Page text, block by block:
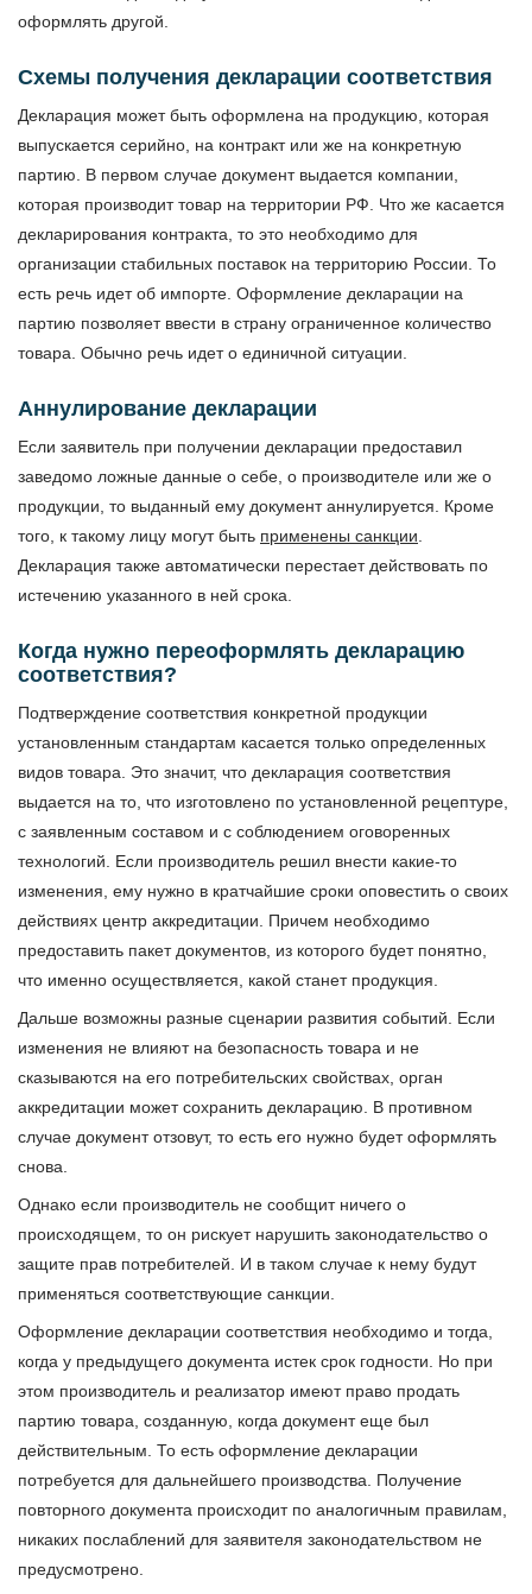
оформлять другой.
Схемы получения декларации соответствия
Декларация может быть оформлена на продукцию, которая
выпускается серийно, на контракт или же на конкретную
партию. В первом случае документ выдается компании,
которая производит товар на территории РФ. Что же касается
декларирования контракта, то это необходимо для
организации стабильных поставок на территорию России. То
есть речь идет об импорте. Оформление декларации на
партию позволяет ввести в страну ограниченное количество
товара. Обычно речь идет о единичной ситуации.
Аннулирование декларации
Если заявитель при получении декларации предоставил
заведомо ложные данные о себе, о производителе или же о
продукции, то выданный ему документ аннулируется. Кроме
того, к такому лицу могут быть применены санкции.
Декларация также автоматически перестает действовать по
истечению указанного в ней срока.
Когда нужно переоформлять декларацию
соответствия?
Подтверждение соответствия конкретной продукции
установленным стандартам касается только определенных
видов товара. Это значит, что декларация соответствия
выдается на то, что изготовлено по установленной рецептуре,
с заявленным составом и с соблюдением оговоренных
технологий. Если производитель решил внести какие-то
изменения, ему нужно в кратчайшие сроки оповестить о своих
действиях центр аккредитации. Причем необходимо
предоставить пакет документов, из которого будет понятно,
что именно осуществляется, какой станет продукция.
Дальше возможны разные сценарии развития событий. Если
изменения не влияют на безопасность товара и не
сказываются на его потребительских свойствах, орган
аккредитации может сохранить декларацию. В противном
случае документ отзовут, то есть его нужно будет оформлять
снова.
Однако если производитель не сообщит ничего о
происходящем, то он рискует нарушить законодательство о
защите прав потребителей. И в таком случае к нему будут
применяться соответствующие санкции.
Оформление декларации соответствия необходимо и тогда,
когда у предыдущего документа истек срок годности. Но при
этом производитель и реализатор имеют право продать
партию товара, созданную, когда документ еще был
действительным. То есть оформление декларации
потребуется для дальнейшего производства. Получение
повторного документа происходит по аналогичным правилам,
никаких послаблений для заявителя законодательством не
предусмотрено.